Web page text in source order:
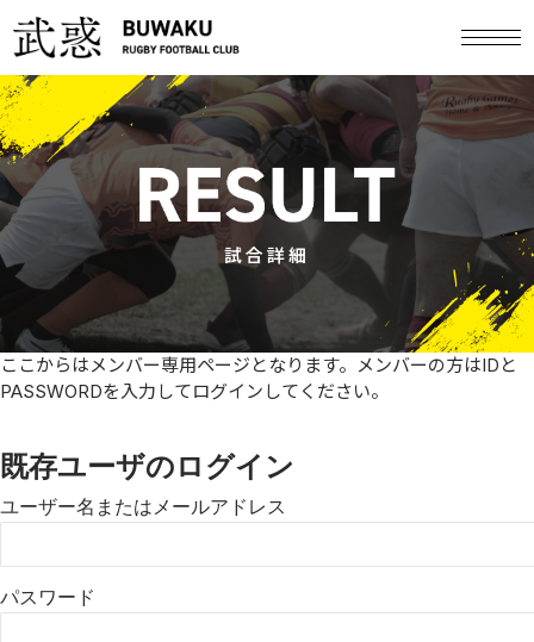
試合詳細
ここからはメンバー専用ページとなります。メンバーの方はIDと
PASSWORDを入力してログインしてください。
既存ユーザのログイン
ユーザー名またはメールアドレス
パスワード